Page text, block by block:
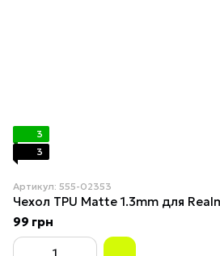
3
3
Артикул: 555-02353
Чехол TPU Matte 1.3mm для
99 грн